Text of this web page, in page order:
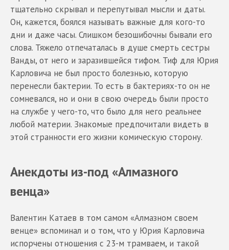
тщательно скрывал и перепутывал мысли и даты.
Он, кажется, боялся называть важные для кого-то
дни и даже часы. Слишком безошибочны бывали его
слова. Тяжело отпечаталась в душе смерть сестры
Ванды, от него и заразившейся тифом. Тиф для Юрия
Карловича не был просто болезнью, которую
перенесли бактерии. То есть в бактериях-то он не
сомневался, но и они в свою очередь были просто
на службе у чего-то, что было для него реальнее
любой материи. Знакомые предпочитали видеть в
этой странности его жизни комическую сторону.
Анекдоты из-под «Алмазного
венца»
Валентин Катаев в том самом «Алмазном своем
венце» вспоминал и о том, что у Юрия Карловича
испорчены отношения с 23-м трамваем, и такой